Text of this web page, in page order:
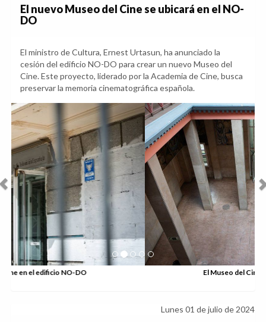
El nuevo Museo del Cine se ubicará en el NO-
DO
El ministro de Cultura, Ernest Urtasun, ha anunciado la
cesión del edificio NO-DO para crear un nuevo Museo del
Cine. Este proyecto, liderado por la Academia de Cine, busca
preservar la memoria cinematográfica española.
El Museo del Cine en el edificio NO-DO
Anterior
Lunes 01 de julio de 2024